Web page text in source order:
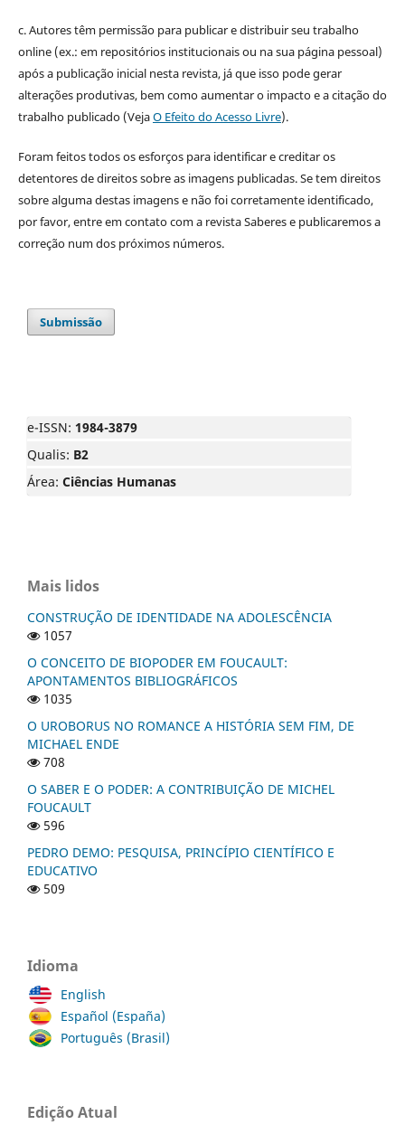
c. Autores têm permissão para publicar e distribuir seu trabalho
online (ex.: em repositórios institucionais ou na sua página pessoal)
após a publicação inicial nesta revista, já que isso pode gerar
alterações produtivas, bem como aumentar o impacto e a citação do
trabalho publicado (VejaO Efeito do Acesso Livre).
Foram feitos todos os esforços para identificar e creditar os
detentores de direitos sobre as imagens publicadas. Se tem direitos
sobre alguma destas imagens e não foi corretamente identificado,
por favor, entre em contato com a revista Saberes e publicaremos a
correção num dos próximos números.
Submissão
e-ISSN: 1984-3879
Qualis: B2
Área: Ciências Humanas
Mais lidos
CONSTRUÇÃO DE IDENTIDADE NA ADOLESCÊNCIA
1057
O CONCEITO DE BIOPODER EM FOUCAULT:
APONTAMENTOS BIBLIOGRÁFICOS
1035
O UROBORUS NO ROMANCE A HISTÓRIA SEM FIM, DE
MICHAEL ENDE
708
O SABER E O PODER: A CONTRIBUIÇÃO DE MICHEL
FOUCAULT
596
PEDRO DEMO: PESQUISA, PRINCÍPIO CIENTÍFICO E
EDUCATIVO
509
Idioma
English
Español (España)
Português (Brasil)
Edição Atual